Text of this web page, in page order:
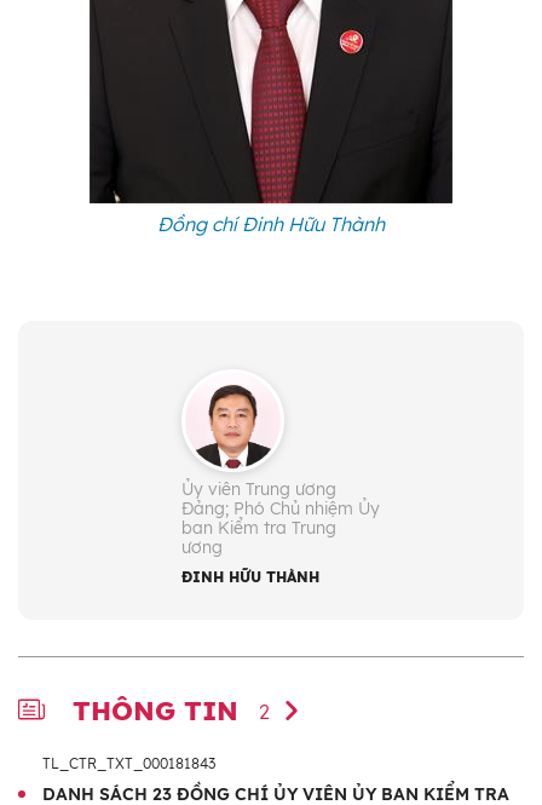
Đồng chí Đinh Hữu Thành
- Ủy viên Trung ương Đảng: Khóa XIV
- Phó Chủ nhiệm Ủy ban Kiểm tra
Trung ương khóa XIII (từ 1/2025),
khóa XIV (từ 1/2026)
Ủy viên Trung ương
Đảng; Phó Chủ nhiệm Ủy
ban Kiểm tra Trung
ương
ĐINH HỮU THÀNH
THÔNG TIN 2
TL_CTR_TXT_000181843
DANH SÁCH 23 ĐỒNG CHÍ ỦY VIÊN ỦY BAN KIỂM TRA